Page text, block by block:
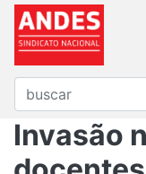
Invasão